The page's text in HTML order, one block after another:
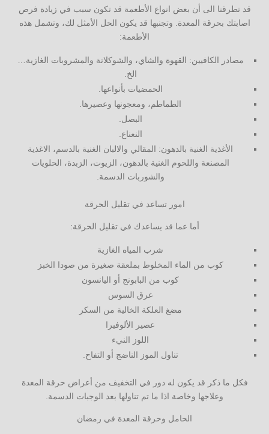
قد تطرقنا الى أن بعض انواع الأطعمة قد تكون سبب في زيادة فرص
اصابتك بحرقة المعدة. وتجنبها قد يكون الحل الأمثل لك، وتشمل هذه
الأطعمة:
مصادر الكافيين: القهوة والشاي، والشوكلاتة والمشروبات الغازية…
الخ.
الحمضيات بأنواعها.
الطماطم، ومعجونها وعصيرها.
البصل.
النعناع.
الأغذية الغنية بالدهون: المقالي والالبان الغنية بالدسم، الاغذية
المصنعة واللحوم الغنية بالدهون، الزيوت، الزبدة، الحلويات
والشوربات الدسمة.
امور تساعد في تقليل الحرقة
أما عما قد يساعدك في تقليل الحرقة:
شرب المياه الغازية
كوب من الماء المخلوط بملعقة صغيرة من صودا الخبز
كوب من البابونج أو اليانسون
عرق السوس
مضغ العلكة الخالية من السكر
عصير الألوفيرا
اللوز النيء
تناول الموز الناضج أو التفاح.
فكل ما ذكر قد يكون له دور في التخفيف من أعراض حرقة المعدة
وعلاجها وخاصة اذا ما تم تناولها بعد الوجبات الدسمة.
الحامل وحرقة المعدة في رمضان